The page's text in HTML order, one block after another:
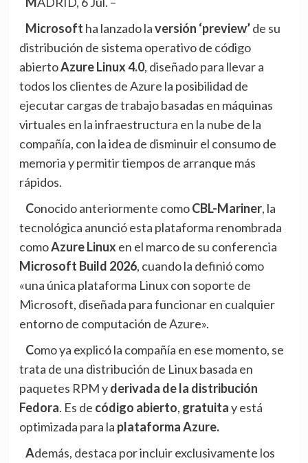
Microsoft ha lanzado laversión ‘preview’de su
distribución de sistema operativo de código
abiertoAzure Linux 4.0, diseñado para llevar a
todos los clientes de Azure la posibilidad de
ejecutar cargas de trabajo basadas en máquinas
virtuales en la infraestructura en la nube de la
compañía, con la idea de disminuir el consumo de
memoria y permitir tiempos de arranque más
rápidos.
Conocido anteriormente comoCBL-Mariner, la
tecnológica anunció esta plataforma renombrada
comoAzure Linux en el marco de su conferencia
Microsoft Build 2026, cuando la definió como
«una única plataforma Linux con soporte de
Microsoft, diseñada para funcionar en cualquier
entorno de computación de Azure».
Como ya explicó la compañía en ese momento, se
trata de una distribución de Linux basada en
paquetes RPM yderivada de la distribución
Fedora. Es de código abierto, gratuitay está
optimizada para la plataforma Azure.
Además, destaca por incluir exclusivamente los